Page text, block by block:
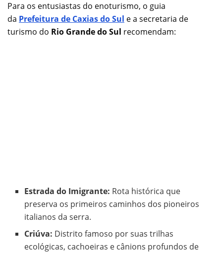
Para os entusiastas do enoturismo, o guia
da Prefeitura de Caxias do Sul e a secretaria de
turismo do Rio Grande do Sul recomendam:
Estrada do Imigrante: Rota histórica que
preserva os primeiros caminhos dos pioneiros
italianos da serra.
Criúva: Distrito famoso por suas trilhas
ecológicas, cachoeiras e cânions profundos de